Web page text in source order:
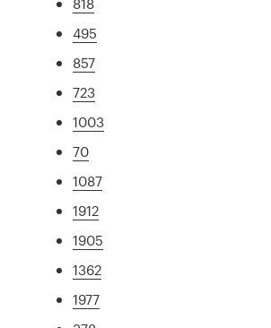
495
857
723
1003
70
1087
1912
1905
1362
1977